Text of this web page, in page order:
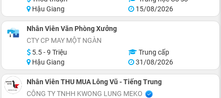
Hậu Giang
15/08/2026
Nhân Viên Văn Phòng Xưởng
CTY CP MAY MỘT NGÀN
5.5 - 9 Triệu
Trung cấp
Hậu Giang
31/08/2026
Nhân Viên THU MUA Lông Vũ - Tiếng Trung
CÔNG TY TNHH KWONG LUNG MEKO